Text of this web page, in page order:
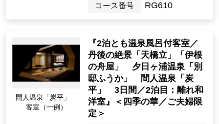
コース番号 RG610
間人温泉「炭平」
客室（一例）
『2泊とも温泉風呂付客室／
丹後の絶景「天橋立」「伊根
の舟屋」 夕日ヶ浦温泉「別
邸ふうか」 間人温泉「炭
平」 3日間／2泊目：離れ和
洋室』＜四季の華／ご夫婦限
定＞